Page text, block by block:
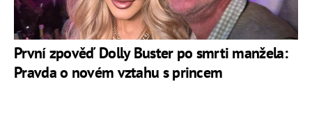
První zpověď Dolly Buster po smrti manžela:
Pravda o novém vztahu s princem